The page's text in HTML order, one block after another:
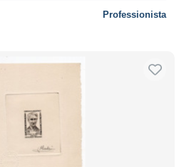
Professionista